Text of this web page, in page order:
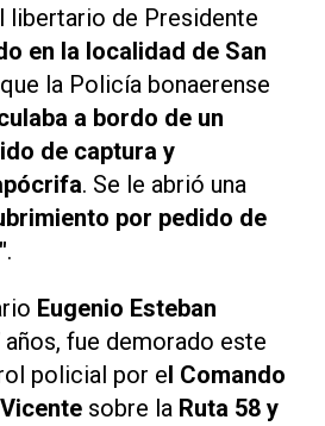
libertario de Presidente
en la localidad de San
la Policía bonaerense
a bordo de un
de captura y
. Se le abrió una
por pedido de
.
Eugenio Esteban
años, fue demorado este
policial por el Comando
sobre la Ruta 58 y